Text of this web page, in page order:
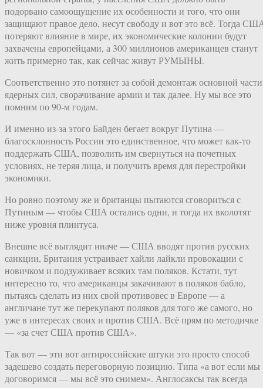
подорвано самоощущение их особенности и того, что они
защищают правое дело, несут свободу и вот это всё. Тогда
потеряют влияние в мире, их экономические колонии будут
захвачены европейцами, а 300 миллионов американцев станут
жить примерно так, как сейчас живут РУМЫНЫ.
Соответственно это потянет за собой демонтаж основной части
ядерных сил, сворачивание армии и так далее. Ну мы все это
помним по 90-м годам.
И именно из-за этого Байден бегает вокруг Путина —
благосклонность России это единственное, что может как-то
поддержать США, позволить им свернуться на почетных
условиях, не теряя лица, и получить время для перестройки
экономики.
Но ровно поэтому же и британцы пытаются сговориться с
Путиным — чтобы США остались одни, и тогда их вколотят
ниже уровня плинтуса.
Внешне всё выглядит иначе — США вводят против русских
санкции, Британия устраивает хайли лайкли провокации с
новичком и подзуживает всяких там поляков. Кстати, тут
интересно то, что американцы закачивают в поляков бабло,
пытаясь сделать из них свой противовес в Европе — а
англичане тут же перекупают поляков для того же самого, но
уже в интересах своих и против США. Всё прям по методичке
— «за счет США против США».
Так вот — эти вот антироссийские штуки это просто способ
задешево создать переговорную позицию. Типа «а вот если мы
договоримся — мы всё это снимем». Англосаксы так всегда